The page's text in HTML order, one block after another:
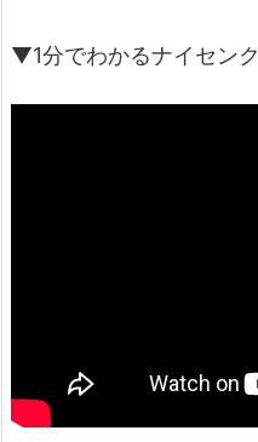
▼1分でわかるナイセン